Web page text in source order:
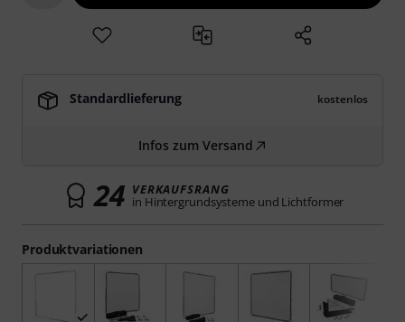
Produktvariationen
Standardlieferung kostenlos
Infos zum Versand
24 VERKAUFSRANG
in Hintergrundsysteme und Lichtformer